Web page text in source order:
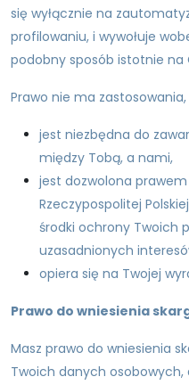
się wyłącznie na
profilowaniu, i wywołuje
podobny sposób istotnie na
Prawo nie ma
jest niezbędna do
między Tobą, a nami,
jest dozwolona
Rzeczypospolitej
środki ochrony Twoich
uzasadnionych
opiera się na Twojej
Prawo do wniesienia
Masz prawo do wniesienia
Twoich danych osobowych,